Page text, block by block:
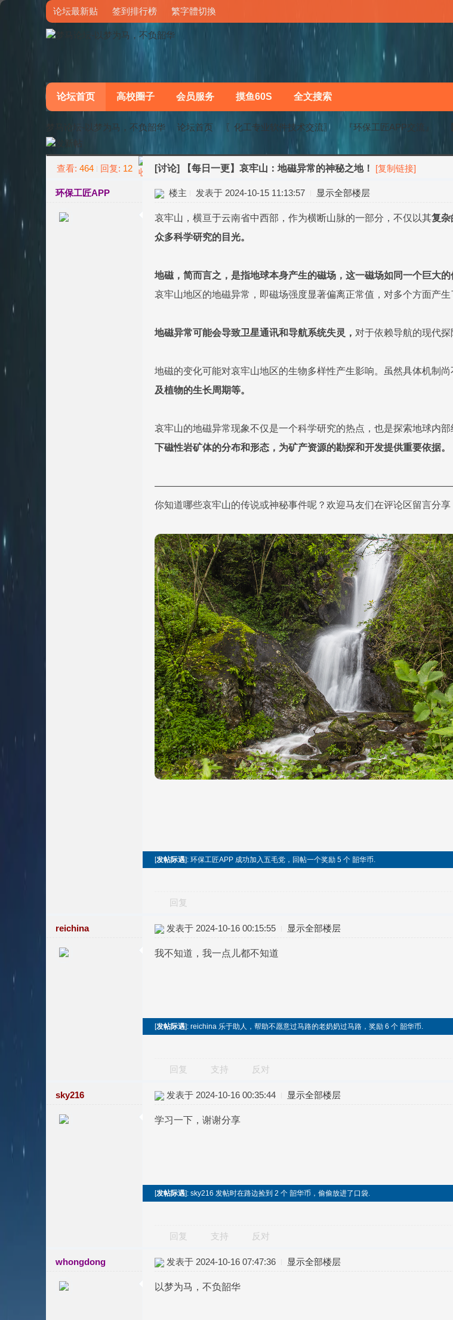
论坛最新贴 签到排行榜 繁字體切換
论坛首页 高校圈子 会员服务 摸鱼60S 全文搜索
梦马论坛-以梦为马，不负韶华 论坛首页 〖化工专业软件技术交流〗 『环保工匠APP交流』
查看: 464 回复: 12 [讨论] 【每日一更】哀牢山：地磁异常的神秘之地！ [复制链接]
环保工匠APP 楼主 发表于 2024-10-15 11:13:57 显示全部楼层
哀牢山，横亘于云南省中西部，作为横断山脉的一部分，不仅以其复杂
众多科学研究的目光。
地磁，简而言之，是指地球本身产生的磁场，这一磁场如同一个巨大
哀牢山地区的地磁异常，即磁场强度显著偏离正常值，对多个方面产生
地磁异常可能会导致卫星通讯和导航系统失灵， 对于依赖导航的现代
地磁的变化可能对哀牢山地区的生物多样性产生影响。虽然具体机制尚
及植物的生长周期等。
哀牢山的地磁异常现象不仅是一个科学研究的热点，也是探索地球内部
下磁性岩矿体的分布和形态，为矿产资源的勘探和开发提供重要依据。
你知道哪些哀牢山的传说或神秘事件呢？欢迎马友们在评论区留言分享
[发帖际遇]: 环保工匠APP 成功加入五毛党，回帖一个奖励 5 个 韶华币.
回复
reichina 发表于 2024-10-16 00:15:55 显示全部楼层
我不知道，我一点儿都不知道
[发帖际遇]: reichina 乐于助人，帮助不愿意过马路的老奶奶过马路，奖励 6 个 韶华币.
回复 支持 反对
sky216 发表于 2024-10-16 00:35:44 显示全部楼层
学习一下，谢谢分享
[发帖际遇]: sky216 发帖时在路边捡到 2 个 韶华币，偷偷放进了口袋.
回复 支持 反对
whongdong 发表于 2024-10-16 07:47:36 显示全部楼层
以梦为马，不负韶华